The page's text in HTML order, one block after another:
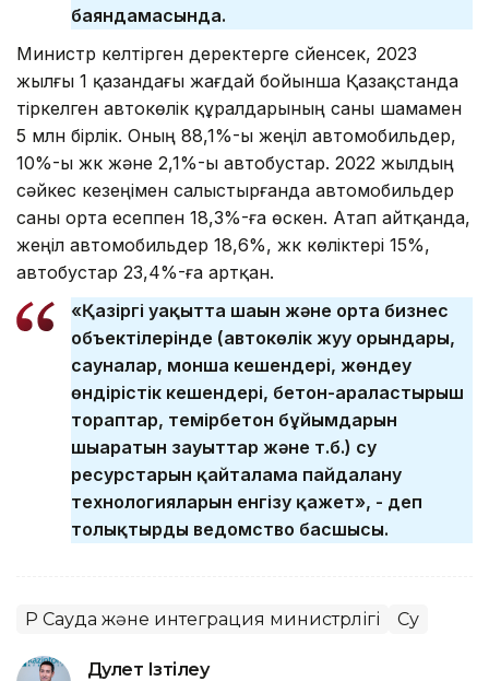
баяндамасында.
Министр келтірген деректерге сүйенсек, 2023
жылғы 1 қазандағы жағдай бойынша Қазақстанда
тіркелген автокөлік құралдарының саны шамамен
5 млн бірлік. Оның 88,1%-ы жеңіл автомобильдер,
10%-ы жүк және 2,1%-ы автобустар. 2022 жылдың
сәйкес кезеңімен салыстырғанда автомобильдер
саны орта есеппен 18,3%-ға өскен. Атап айтқанда,
жеңіл автомобильдер 18,6%, жүк көліктері 15%,
автобустар 23,4%-ға артқан.
«Қазіргі уақытта шағын және орта бизнес
объектілерінде (автокөлік жуу орындары,
сауналар, монша кешендері, жөндеу
өндірістік кешендері, бетон-араластырғыш
тораптар, темірбетон бұйымдарын
шығаратын зауыттар және т.б.) су
ресурстарын қайталама пайдалану
технологияларын енгізу қажет», - деп
толықтырды ведомство басшысы.
ҚР Сауда және интеграция министрлігі Су
Дәулет Ізтілеу